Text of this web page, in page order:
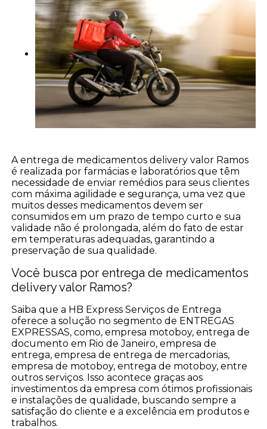
A entrega de medicamentos delivery valor Ramos
é realizada por farmácias e laboratórios que têm
necessidade de enviar remédios para seus clientes
com máxima agilidade e segurança, uma vez que
muitos desses medicamentos devem ser
consumidos em um prazo de tempo curto e sua
validade não é prolongada, além do fato de estar
em temperaturas adequadas, garantindo a
preservação de sua qualidade.
Você busca por entrega de medicamentos
delivery valor Ramos?
Saiba que a HB Express Serviços de Entrega
oferece a solução no segmento de ENTREGAS
EXPRESSAS, como, empresa motoboy, entrega de
documento em Rio de Janeiro, empresa de
entrega, empresa de entrega de mercadorias,
empresa de motoboy, entrega de motoboy, entre
outros serviços. Isso acontece graças aos
investimentos da empresa com ótimos profissionais
e instalações de qualidade, buscando sempre a
satisfação do cliente e a excelência em produtos e
trabalhos.